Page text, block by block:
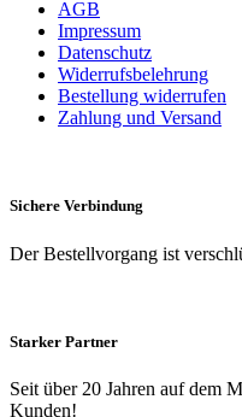
AGB
Impressum
Datenschutz
Widerrufsbelehrung
Bestellung widerrufen
Zahlung und Versand
Sichere Verbindung
Der Bestellvorgang ist
Starker Partner
Seit über 20 Jahren auf dem
Kunden!